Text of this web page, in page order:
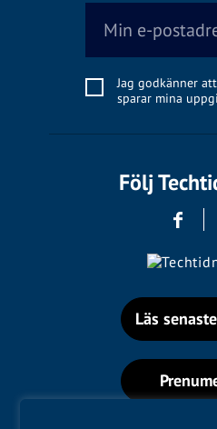
Jag godkänner
sparar mina
Följ
Läs